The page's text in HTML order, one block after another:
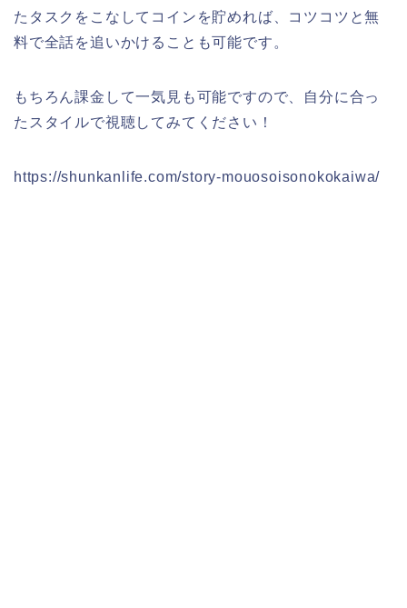
たタスクをこなしてコインを貯めれば、コツコツと無
料で全話を追いかけることも可能です。
もちろん課金して一気見も可能ですので、自分に合っ
たスタイルで視聴してみてください！
https://shunkanlife.com/story-mouosoisonokokaiwa/